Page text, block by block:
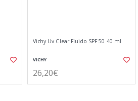
Vichy Uv Clear Fluido SPF 50 40 ml
VICHY
26,20€